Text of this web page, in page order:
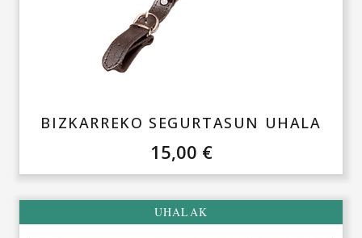
BIZKARREKO SEGURTASUN UHALA
15,00 €
UHALAK